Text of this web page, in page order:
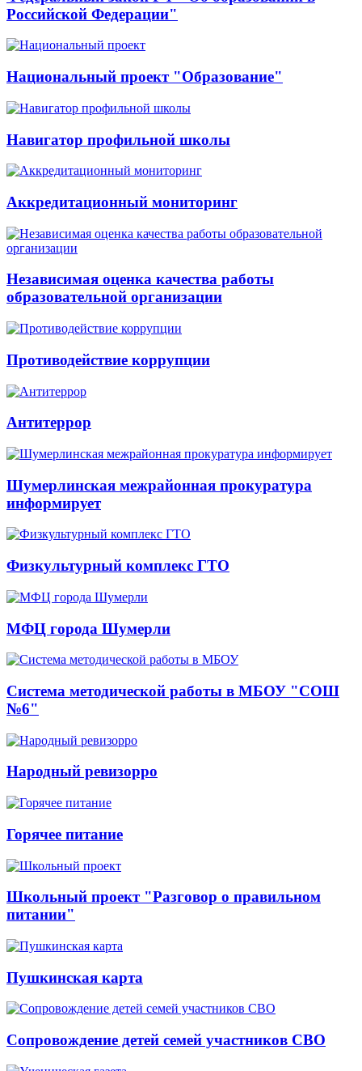
Российской Федерации"
Национальный проект "Образование"
Навигатор профильной школы
Аккредитационный мониторинг
Независимая оценка качества работы
образовательной организации
Противодействие коррупции
Антитеррор
Шумерлинская межрайонная прокуратура
информирует
Физкультурный комплекс ГТО
МФЦ города Шумерли
Система методической работы в МБОУ "СОШ
№6"
Народный ревизорро
Горячее питание
Школьный проект "Разговор о правильном
питании"
Пушкинская карта
Сопровождение детей семей участников СВО